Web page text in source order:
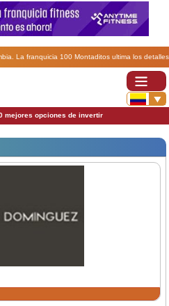
La franquicia 100 Montaditos ultima los detalles
en Nueva York.
mejores opciones de invertir